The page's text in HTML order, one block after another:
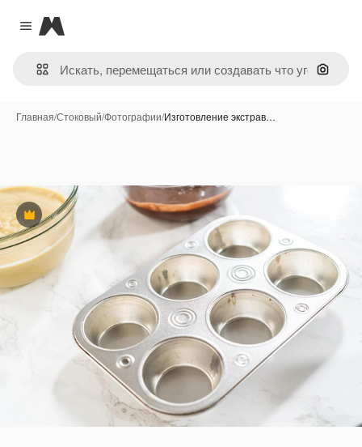
Close menu
Magnific
Поиск
Главная/Стоковый/Фотографии/Изготовление экстрав…
Премиум